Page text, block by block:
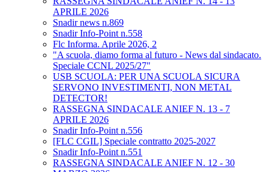
APRILE 2026
Snadir news n.869
Snadir Info-Point n.558
Flc Informa. Aprile 2026, 2
"A scuola, diamo forma al futuro - News dal sindacato.
Speciale CCNL 2025/27"
USB SCUOLA: PER UNA SCUOLA SICURA
SERVONO INVESTIMENTI, NON METAL
DETECTOR!
RASSEGNA SINDACALE ANIEF N. 13 - 7
APRILE 2026
Snadir Info-Point n.556
[FLC CGIL] Speciale contratto 2025-2027
Snadir Info-Point n.551
RASSEGNA SINDACALE ANIEF N. 12 - 30